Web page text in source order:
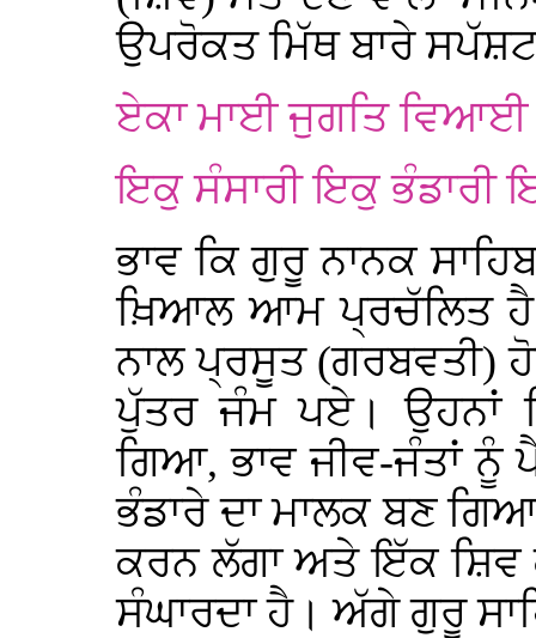
ਉਪਰੋਕਤ ਮਿੱਥ ਬਾਰੇ
ਏਕਾ ਮਾਈ ਜੁਗਤਿ ਵਿਆਈ
ਇਕੁ ਸੰਸਾਰੀ ਇਕੁ ਭੰਡਾਰੀ
ਭਾਵ ਕਿ ਗੁਰੂ ਨਾਨਕ
ਖ਼ਿਆਲ ਆਮ ਪ੍ਰਚੱਲਿਤ
ਨਾਲ ਪ੍ਰਸੂਤ (ਗਰਬਵਤੀ)
ਪੁੱਤਰ ਜੰਮ ਪਏ। ਉਹਨਾਂ
ਗਿਆ, ਭਾਵ ਜੀਵ-ਜੰਤਾਂ
ਭੰਡਾਰੇ ਦਾ ਮਾਲਕ ਬਣ
ਕਰਨ ਲੱਗਾ ਅਤੇ ਇੱਕ ਸ਼ਿਵ
ਸੰਘਾਰਦਾ ਹੈ। ਅੱਗੇ ਗੁਰੂ